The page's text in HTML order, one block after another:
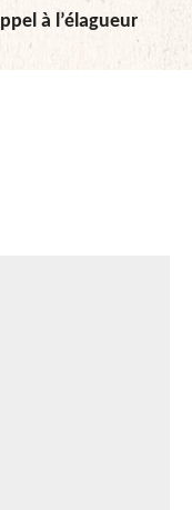
à l’élagueur